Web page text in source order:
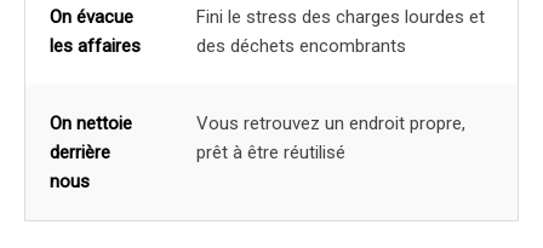
On évacue
les affaires
Fini le stress des charges lourdes et
des déchets encombrants
On nettoie
derrière
nous
Vous retrouvez un endroit propre,
prêt à être réutilisé